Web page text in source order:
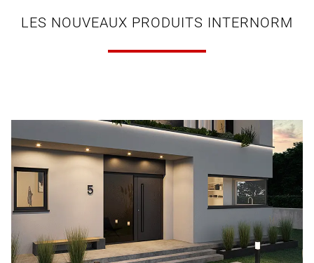
LES NOUVEAUX PRODUITS INTERNORM